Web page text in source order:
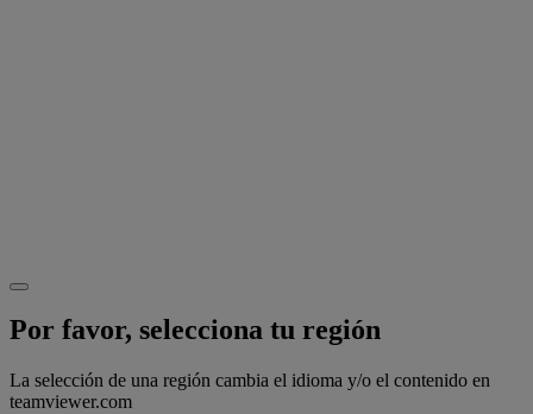
Por favor, selecciona tu región
La selección de una región cambia el idioma y/o el contenido en
teamviewer.com